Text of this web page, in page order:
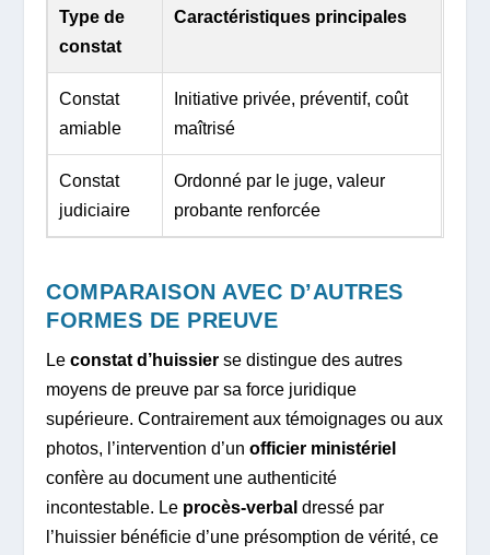
Type de
constat
Caractéristiques principales
Constat
amiable
Initiative privée, préventif, coût
maîtrisé
Constat
judiciaire
Ordonné par le juge, valeur
probante renforcée
COMPARAISON AVEC D’AUTRES
FORMES DE PREUVE
Leconstat d’huissier se distingue des autres
moyens de preuve par sa force juridique
supérieure. Contrairement aux témoignages ou aux
photos, l’intervention d’unofficier ministériel
confère au document une authenticité
incontestable. Le procès-verbal dressé par
l’huissier bénéficie d’une présomption de vérité, ce